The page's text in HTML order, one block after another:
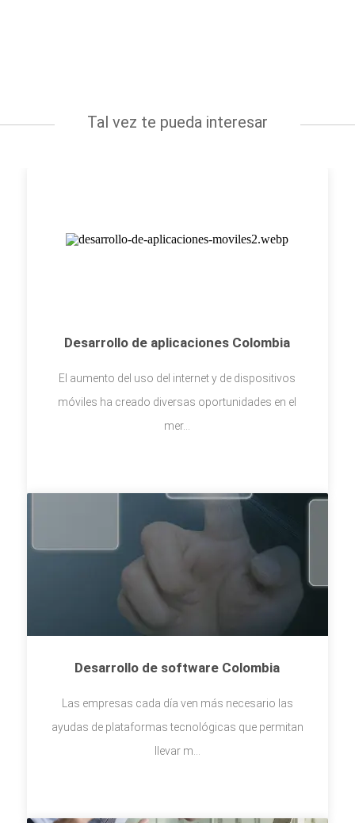
Tal vez te pueda interesar
Desarrollo de aplicaciones Colombia
El aumento del uso del internet y de dispositivos
móviles ha creado diversas oportunidades en el
mer...
Desarrollo de software Colombia
Las empresas cada día ven más necesario las
ayudas de plataformas tecnológicas que permitan
llevar m...